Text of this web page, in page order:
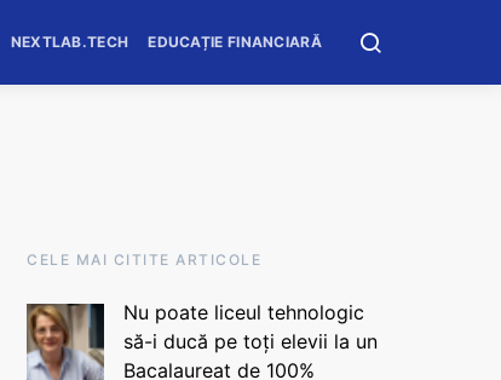
NEXTLAB.TECH EDUCAȚIE FINANCIARĂ
CELE MAI CITITE ARTICOLE
Nu poate liceul tehnologic
să-i ducă pe toți elevii la un
Bacalaureat de 100%